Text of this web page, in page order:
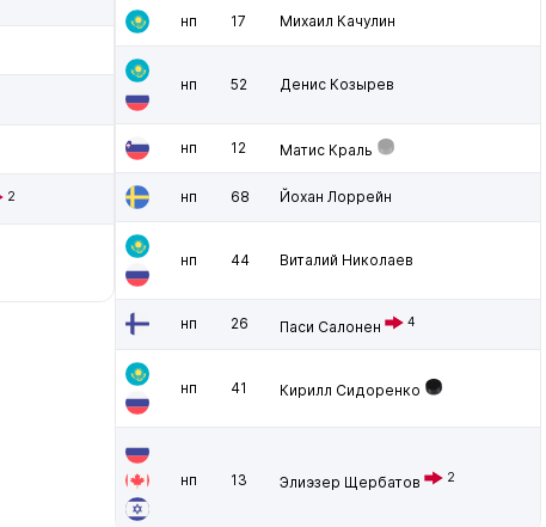
2
нп 17 Михаил Качулин
нп 52 Денис Козырев
нп 12 Матис Краль
нп 68 Йохан Лоррейн
нп 44 Виталий Николаев
нп 26 Паси Салонен 4
нп 41 Кирилл Сидоренко
нп 13 Элиэзер Щербатов 2